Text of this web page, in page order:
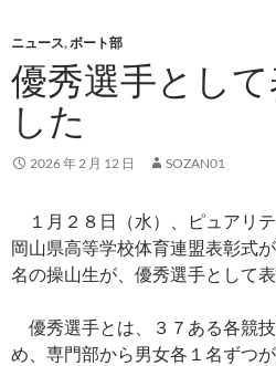
ニュース,ボート部
優秀選手とし
した
2026 年 2 月 12 日 SOZAN01
１月２８日（水）、ピュアリ
岡山県高等学校体育連盟表彰式
名の操山生が、優秀選手として表
優秀選手とは、３７ある各競
め、専門部から男女各１名ずつ